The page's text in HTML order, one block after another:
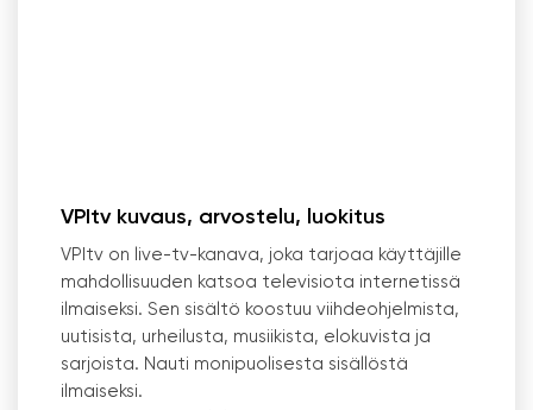
VPItv kuvaus, arvostelu, luokitus
VPItv on live-tv-kanava, joka tarjoaa käyttäjille
mahdollisuuden katsoa televisiota internetissä
ilmaiseksi. Sen sisältö koostuu viihdeohjelmista,
uutisista, urheilusta, musiikista, elokuvista ja
sarjoista. Nauti monipuolisesta sisällöstä
ilmaiseksi.